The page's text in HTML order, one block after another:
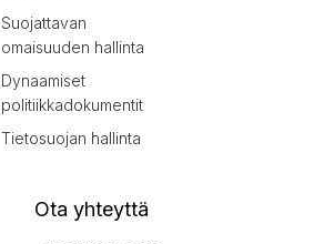
Suojattavan
omaisuuden hallinta
Dynaamiset
politiikkadokumentit
Tietosuojan hallinta
Ota yhteyttä